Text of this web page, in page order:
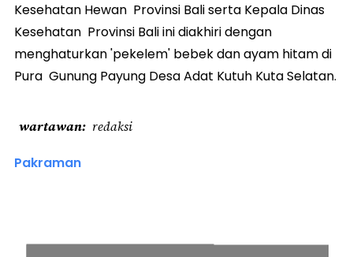
Kesehatan Hewan Provinsi Bali serta Kepala Dinas
Kesehatan Provinsi Bali ini diakhiri dengan
menghaturkan 'pekelem' bebek dan ayam hitam di
Pura Gunung Payung Desa Adat Kutuh Kuta Selatan.
wartawan redaksi
Pakraman